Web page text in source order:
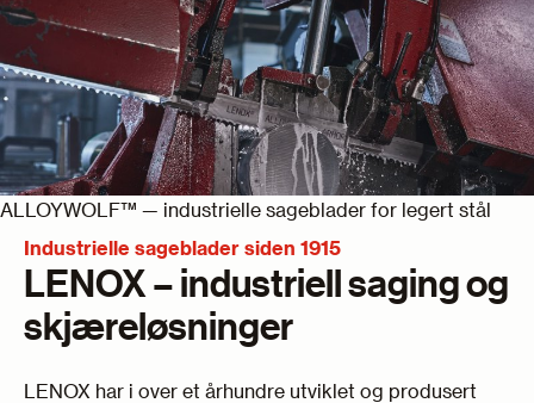
ALLOYWOLF™ — industrielle sageblader for legert stål
Industrielle sageblader siden 1915
LENOX – industriell saging og
skjæreløsninger
LENOX har i over et århundre utviklet og produsert